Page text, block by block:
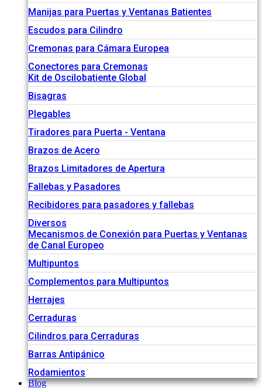
Manijas para Puertas y Ventanas Batientes
Escudos para Cilindro
Cremonas para Cámara Europea
Conectores para Cremonas
Kit de Oscilobatiente Global
Bisagras
Plegables
Tiradores para Puerta - Ventana
Brazos de Acero
Brazos Limitadores de Apertura
Fallebas y Pasadores
Recibidores para pasadores y fallebas
Diversos
Mecanismos de Conexión para Puertas y Ventanas
de Canal Europeo
Multipuntos
Complementos para Multipuntos
Herrajes
Cerraduras
Cilindros para Cerraduras
Barras Antipánico
Rodamientos
Blog